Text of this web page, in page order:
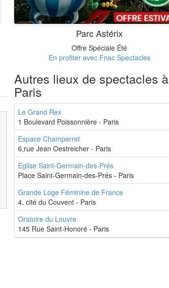
Parc Astérix
Offre Spéciale Été
En profiter avec Fnac Spectacles
Autres lieux de spectacles à
Paris
Le Grand Rex
1 Boulevard Poissonnière - Paris
Espace Champerret
6,rue Jean Oestreicher - Paris
Eglise Saint-Germain-des-Prés
Place Saint-Germain-des-Prés - Paris
Grande Loge Féminine de France
4, cité du Couvent - Paris
Oratoire du Louvre
145 Rue Saint-Honoré - Paris